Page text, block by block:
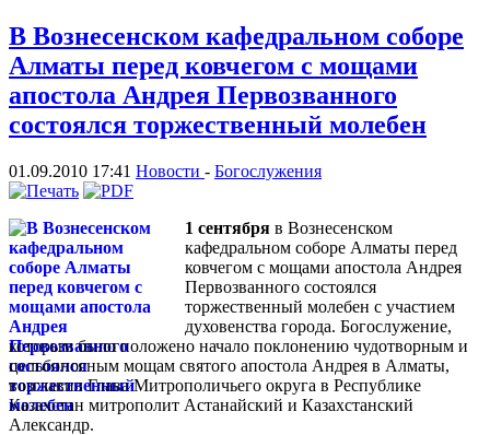
В Вознесенском кафедральном соборе
Алматы перед ковчегом с мощами
апостола Андрея Первозванного
состоялся торжественный молебен
01.09.2010 17:41 Новости - Богослужения
1 сентября в Вознесенском
кафедральном соборе Алматы перед
ковчегом с мощами апостола Андрея
Первозванного состоялся
торжественный молебен с участием
духовенства города. Богослужение,
которым было положено начало поклонению чудотворным и
цельбоносным мощам святого апостола Андрея в Алматы,
возглавил Глава Митрополичьего округа в Республике
Казахстан митрополит Астанайский и Казахстанский
Александр.